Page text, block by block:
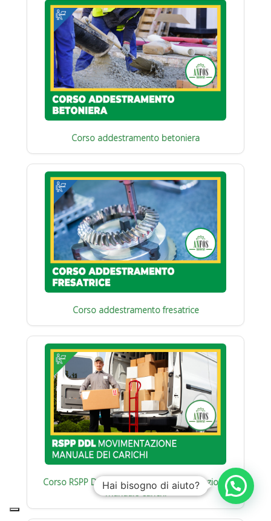
Corso addestramento betoniera
Corso addestramento fresatrice
Corso RSPP Datore di Lavoro : Movimentazione
manuale carichi
Hai bisogno di aiuto?